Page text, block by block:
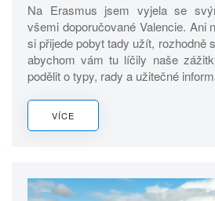
Na Erasmus jsem vyjela se
všemi doporučované Valencie. Ani
si přijede pobyt tady užít, rozhodně
abychom vám tu líčily naše
podělit o typy, rady a užitečné
VÍCE